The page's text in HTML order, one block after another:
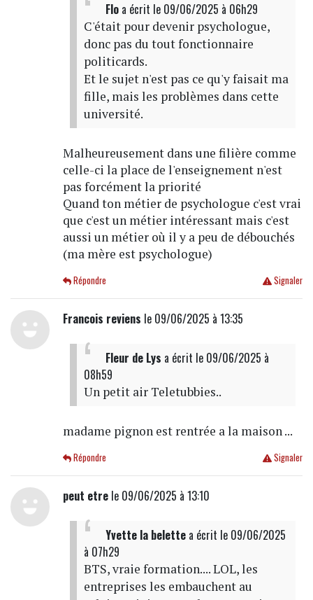
Floa écrit le 09/06/2025 à 06h29
C'était pour devenir psychologue,
donc pas du tout fonctionnaire
politicards.
Et le sujet n'est pas ce qu'y faisait ma
fille, mais les problèmes dans cette
université.
Malheureusement dans une filière comme
celle-ci la place de l'enseignement n'est
pas forcément la priorité
Quand ton métier de psychologue c'est vrai
que c'est un métier intéressant mais c'est
aussi un métier où il y a peu de débouchés
(ma mère est psychologue)
Signaler
Répondre
Francois reviens le 09/06/2025 à 13:35
Fleur de Lys a écrit le 09/06/2025 à
08h59
Un petit air Teletubbies..
madame pignon est rentrée a la maison ...
Signaler
Répondre
peut etrele 09/06/2025 à 13:10
Yvette la belettea écrit le 09/06/2025
à 07h29
BTS, vraie formation.... LOL, les
entreprises les embauchent au